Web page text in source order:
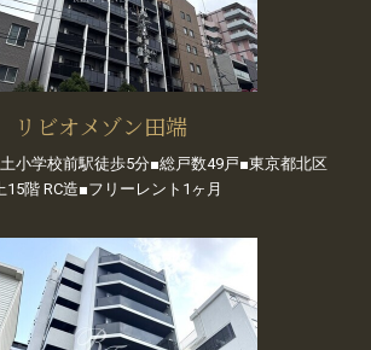
リビオメゾン田端
小学校前駅徒歩5分■総戸数49戸■東京都北区
階 RC造■フリーレント1ヶ月